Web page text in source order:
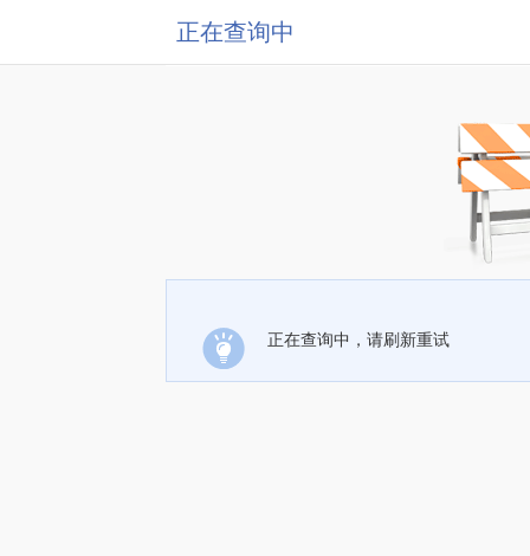
正在查询中
正在查询中，请刷新重试